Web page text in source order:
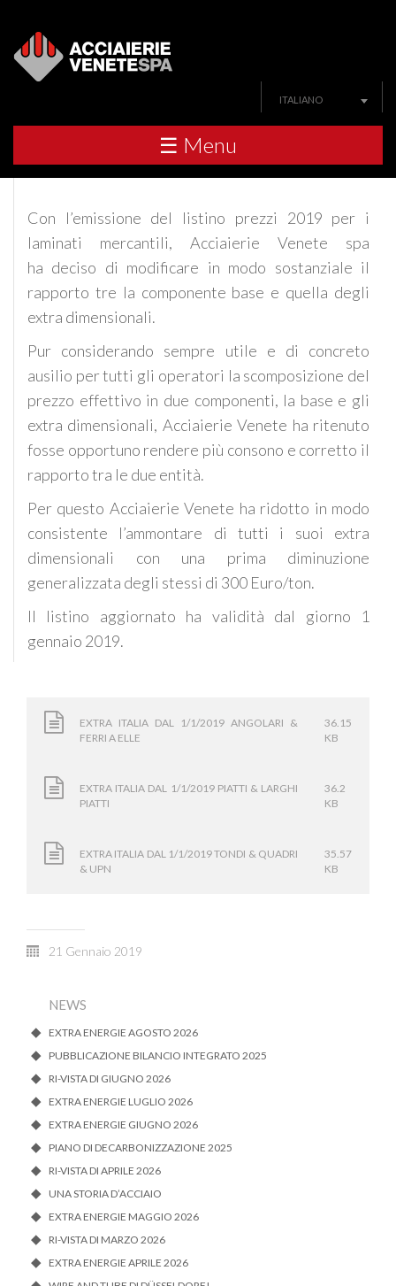
ITALIANO
☰ Menu
Con l’emissione del listino prezzi 2019 per i
laminati mercantili, Acciaierie Venete spa
ha deciso di modificare in modo sostanziale il
rapporto tre la componente base e quella degli
extra dimensionali.
Pur considerando sempre utile e di concreto
ausilio per tutti gli operatori la scomposizione del
prezzo effettivo in due componenti, la base e gli
extra dimensionali, Acciaierie Venete ha ritenuto
fosse opportuno rendere più consono e corretto il
rapporto tra le due entità.
Per questo Acciaierie Venete ha ridotto in modo
consistente l’ammontare di tutti i suoi extra
dimensionali con una prima diminuzione
generalizzata degli stessi di 300 Euro/ton.
Il listino aggiornato ha validità dal giorno 1
gennaio 2019.
EXTRA ITALIA DAL 1/1/2019 ANGOLARI &
FERRI A ELLE
36.15
KB
EXTRA ITALIA DAL 1/1/2019 PIATTI & LARGHI
PIATTI
36.2
KB
EXTRA ITALIA DAL 1/1/2019 TONDI & QUADRI
& UPN
35.57
KB
21 Gennaio 2019
NEWS
EXTRA ENERGIE AGOSTO 2026
PUBBLICAZIONE BILANCIO INTEGRATO 2025
RI-VISTA DI GIUGNO 2026
EXTRA ENERGIE LUGLIO 2026
EXTRA ENERGIE GIUGNO 2026
PIANO DI DECARBONIZZAZIONE 2025
RI-VISTA DI APRILE 2026
UNA STORIA D’ACCIAIO
EXTRA ENERGIE MAGGIO 2026
RI-VISTA DI MARZO 2026
EXTRA ENERGIE APRILE 2026